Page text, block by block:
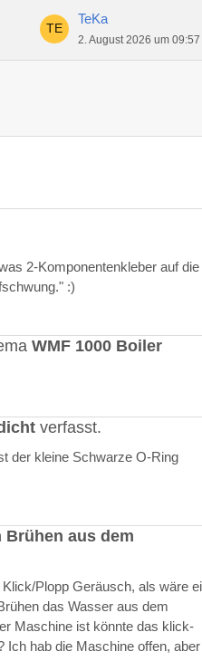
TeKa
2. August 2026 um 09:57
2-Komponentenkleber auf die
:)
WMF 1000 Boiler
verfasst.
der kleine Schwarze O-Ring
Brühen aus dem
Plopp Geräusch, als wäre
das Wasser aus dem
Maschine ist könnte das klick-
Ich hab die Maschine offen, aber